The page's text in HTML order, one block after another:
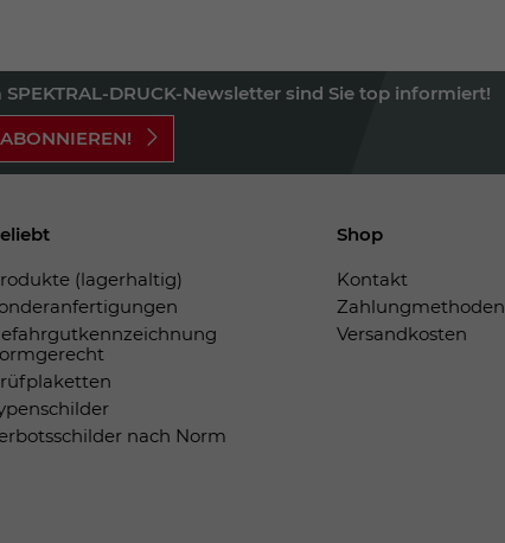
DRUCK-Newsletter sind Sie top informiert!
(lagerhaltig)
nach Norm
Shop
Kontakt
Zahlungmethoden
Versandkosten